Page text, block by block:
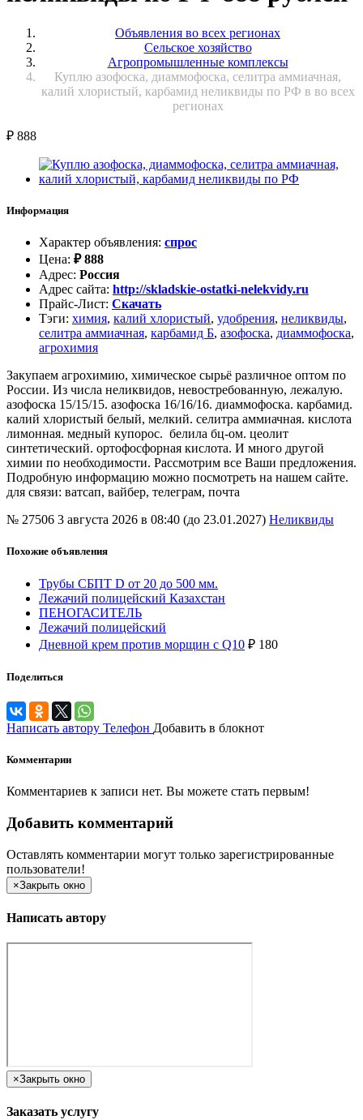
Объявления во всех регионах
Сельское хозяйство
Агропромышленные комплексы
Куплю азофоска, диаммофоска, селитра аммиачная,
калий хлористый, карбамид неликвиды по РФ в во всех
регионах
₽ 888
Информация
Характер объявления: спрос
Цена: ₽888
Адрес: Россия
Адрес сайта: http://skladskie-ostatki-nelekvidy.ru
Прайс-Лист: Скачать
Тэги: химия, калий хлористый, удобрения, неликвиды,
селитра аммиачная, карбамид Б, азофоска, диаммофоска,
агрохимия
Закупаем агрохимию, химическое сырьё различное оптом по
России. Из числа неликвидов, невостребованную, лежалую.
азофоска 15/15/15. азофоска 16/16/16. диаммофоска. карбамид.
калий хлористый белый, мелкий. селитра аммиачная. кислота
лимонная. медный купорос. белила бц-ом. цеолит
синтетический. ортофосфорная кислота. И много другой
химии по необходимости. Рассмотрим все Ваши предложения.
Подробную информацию можно посмотреть на нашем сайте.
для связи: ватсап, вайбер, телеграм, почта
№ 27506 3 августа 2026 в 08:40 (до 23.01.2027) Неликвиды
Похожие объявления
Трубы СБПТ D от 20 до 500 мм.
Лежачий полицейский Казахстан
ПЕНОГАСИТЕЛЬ
Лежачий полицейский
Дневной крем против морщин с Q10 ₽ 180
Поделиться
Написать автору Телефон Добавить в блокнот
Комментарии
Комментариев к записи нет. Вы можете стать первым!
Добавить комментарий
Оставлять комментарии могут только зарегистрированные
пользователи!
×Закрыть окно
Написать автору
×Закрыть окно
Заказать услугу